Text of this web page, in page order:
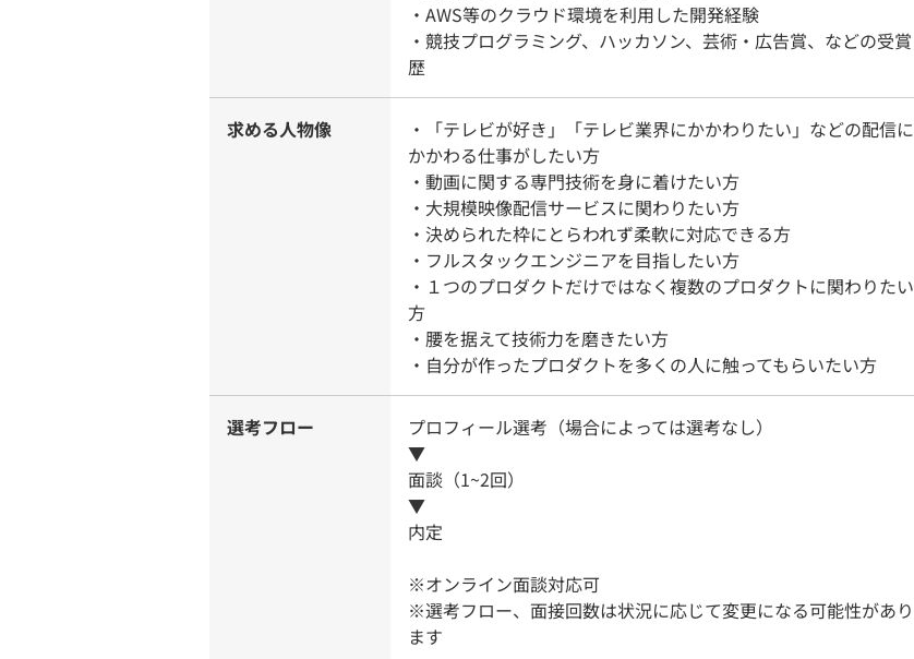
・AWS等のクラウド環境を利用した開発経験
・競技プログラミング、ハッカソン、芸術・広告賞、などの受賞
歴
求める人物像
・「テレビが好き」「テレビ業界にかかわりたい」などの配信に
かかわる仕事がしたい方
・動画に関する専門技術を身に着けたい方
・大規模映像配信サービスに関わりたい方
・決められた枠にとらわれず柔軟に対応できる方
・フルスタックエンジニアを目指したい方
・１つのプロダクトだけではなく複数のプロダクトに関わりたい
方
・腰を据えて技術力を磨きたい方
・自分が作ったプロダクトを多くの人に触ってもらいたい方
選考フロー
プロフィール選考（場合によっては選考なし）
▼
面談（1~2回）
▼
内定
※オンライン面談対応可
※選考フロー、面接回数は状況に応じて変更になる可能性があり
ます